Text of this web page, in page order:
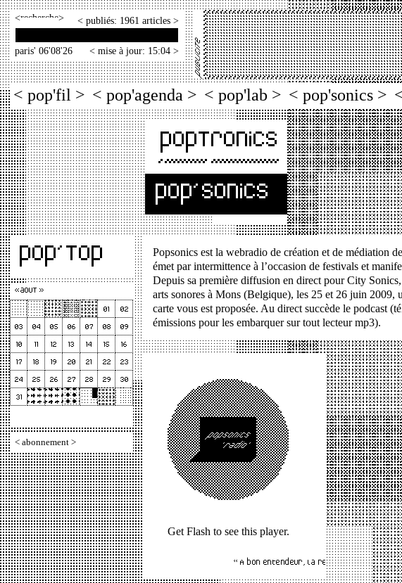
< > < publiés: 1961 articles >
paris' 06'08'26 < mise à jour: 15:04 >
< pop'fil > < pop'agenda > < pop'lab > < pop'sonics >
< abonnement >
Popsonics est la webradio de création et de médiation
émet par intermittence à l’occasion de festivals et
Depuis sa première diffusion en direct pour City
arts sonores à Mons (Belgique), les 25 et 26 juin 2009,
carte vous est proposée. Au direct succède le podcast
émissions pour les embarquer sur tout lecteur mp3).
Get Flash to see this player.